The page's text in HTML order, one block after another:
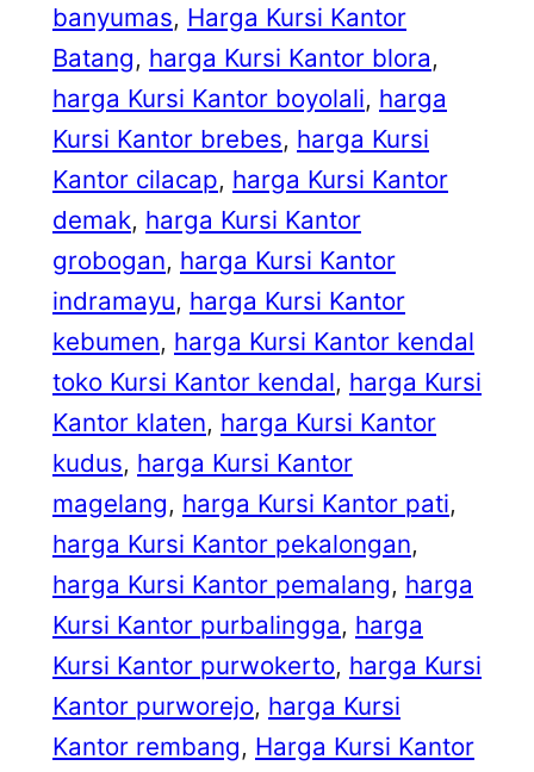
banyumas, Harga Kursi Kantor
Batang, harga Kursi Kantor blora
harga Kursi Kantor boyolali, harga
Kursi Kantor brebes, harga Kursi
Kantor cilacap, harga Kursi Kantor
demak, harga Kursi Kantor
grobogan, harga Kursi Kantor
indramayu, harga Kursi Kantor
kebumen, harga Kursi Kantor kendal
toko Kursi Kantor kendal, harga Kursi
Kantor klaten, harga Kursi Kantor
kudus, harga Kursi Kantor
magelang, harga Kursi Kantor pati
harga Kursi Kantor pekalongan
harga Kursi Kantor pemalang, harga
Kursi Kantor purbalingga, harga
Kursi Kantor purwokerto, harga Kursi
Kantor purworejo, harga Kursi
Kantor rembang, Harga Kursi Kantor